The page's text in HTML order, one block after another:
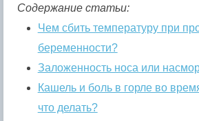
Содержание статьи:
Чем сбить температуру при
беременности?
Заложенность носа или
Кашель и боль в горле во
что делать?